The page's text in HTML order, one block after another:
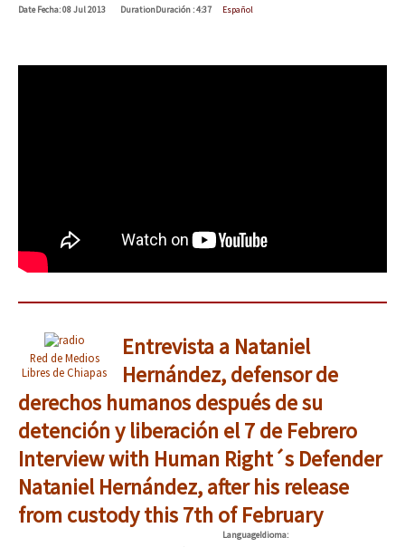
DateFecha: 08 Jul 2013 DurationDuración: 4:37
Español
Red de Medios
Libres de Chiapas
Entrevista a Nataniel
Hernández, defensor de
derechos humanos después de su
detención y liberación el 7 de Febrero
Interview with Human Right´s Defender
Nataniel Hernández, after his release
from custody this 7th of February
LanguageIdioma: